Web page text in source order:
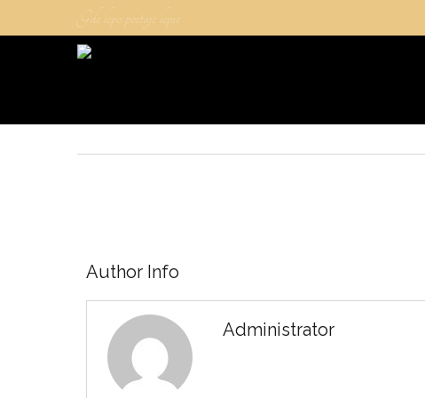
Gde lepo postaje lepse
Author Info
Administrator